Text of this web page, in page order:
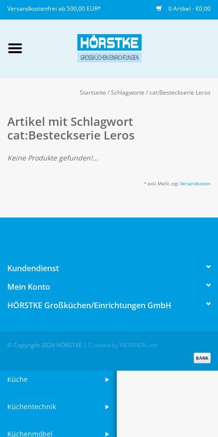
Versandkostenfrei ab 500,00 EUR* 0 Artikel - €0,00
anlegen
NEU
Gedeckter Tisch
Fingerfood
Bar
Berufsbekleidung
Küche
Küchentechnik
Küchenmöbel
Startseite /Schlagworte /cat:Besteckserie Leros
Artikel mit Schlagwort
cat:Besteckserie Leros
Keine Produkte gefunden!...
* exkl. MwSt. zzgl.Versandkosten
Kundendienst
Mein Konto
HÖRSTKE Großküchen/Einrichtungen GmbH
© Copyright 2026 HÖRSTKE | Created by VIEWSION.net